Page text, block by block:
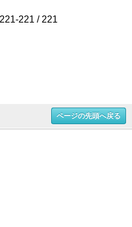
221-221 / 221
ページの先頭へ戻る